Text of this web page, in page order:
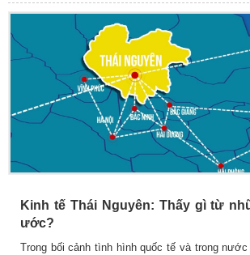
Kinh tế Thái Nguyên: Thấy gì từ
ước?
Trong bối cảnh tình hình quốc tế và trong